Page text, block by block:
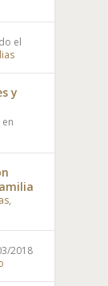
el
y
en
,
2018